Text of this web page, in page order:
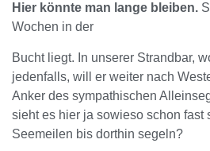
Hier könnte man lange bleiben.
Wochen in der
Bucht liegt. In unserer Strandbar,
jedenfalls, will er weiter nach
Anker des sympathischen
sieht es hier ja sowieso schon fast
Seemeilen bis dorthin segeln?